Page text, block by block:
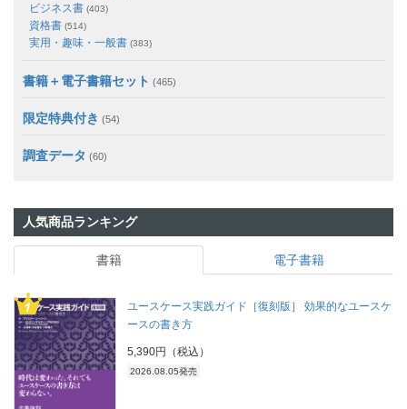
ビジネス書 (403)
資格書 (514)
実用・趣味・一般書 (383)
書籍＋電子書籍セット (465)
限定特典付き (54)
調査データ (60)
人気商品ランキング
書籍 電子書籍
ユースケース実践ガイド［復刻版］ 効果的なユースケ
ースの書き方
5,390円（税込）
2026.08.05発売